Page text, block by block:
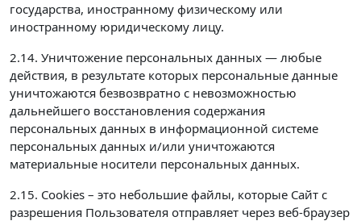
государства, иностранному физическому или
иностранному юридическому лицу.
2.14. Уничтожение персональных данных — любые
действия, в результате которых персональные данные
уничтожаются безвозвратно с невозможностью
дальнейшего восстановления содержания
персональных данных в информационной системе
персональных данных и/или уничтожаются
материальные носители персональных данных.
2.15. Cookies – это небольшие файлы, которые Сайт с
разрешения Пользователя отправляет через веб-браузер